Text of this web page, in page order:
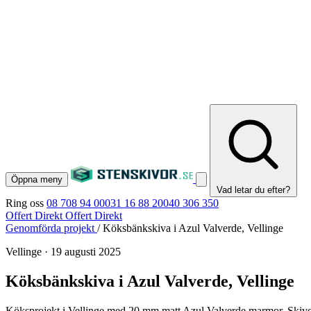
Öppna meny
Vad letar du efter?
Ring oss 08 708 94 00031 16 88 20040 306 350
Offert Direkt Offert Direkt
Genomförda projekt / Köksbänkskiva i Azul Valverde, Vellinge
Vellinge · 19 augusti 2025
Köksbänkskiva i Azul Valverde, Vellinge